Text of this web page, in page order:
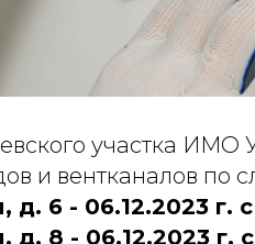
участка
и вентканалов по
д. 6 - 06.12.2023 г.
д. 8 - 06.12.2023 г.